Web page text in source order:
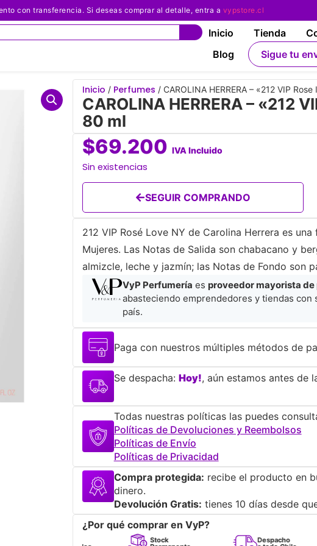
con transferencia. Si deseas comprar al detalle, entra a vypstore.cl
Inicio Tienda
Blog
Sigue tu
Inicio / Perfumes / CAROLINA HERRERA – «212 VIP
CAROLINA HERRERA – «212
80 ml
$69.200 IVA Incluido
Sin existencias
SEGUIR COMPRANDO
212 VIP Rosé Love NY de Carolina Herrera es
Mujeres. Las Notas de Salida son chabacano y
almizcle, leche y jazmín; las Notas de Fondo son
VyP Perfumería es proveedor mayorista
abasteciendo emprendedores y tiendas
país.
Paga con nuestros múltiples métodos de
Se despacha: Hoy!, aún estamos antes de
Todas nuestras políticas las puedes
Políticas de Devoluciones y Reembolsos
Políticas de Envío
Políticas de Privacidad
Compra protegida: recibe el producto en
dinero.
Devolución Gratis: tienes 10 días desde
¿Por qué comprar en VyP?
Stock Despacho